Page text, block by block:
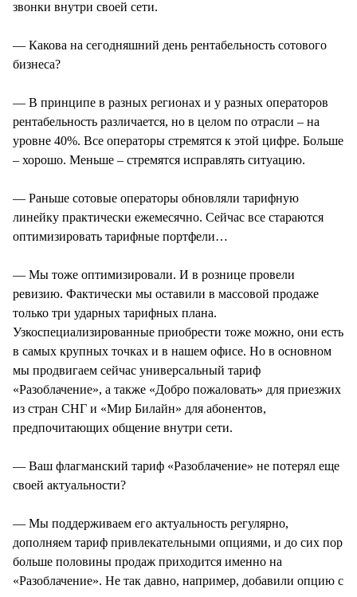
звонки внутри своей сети.
— Какова на сегодняшний день рентабельность сотового
бизнеса?
— В принципе в разных регионах и у разных операторов
рентабельность различается, но в целом по отрасли – на
уровне 40%. Все операторы стремятся к этой цифре. Больше
– хорошо. Меньше – стремятся исправлять ситуацию.
— Раньше сотовые операторы обновляли тарифную
линейку практически ежемесячно. Сейчас все стараются
оптимизировать тарифные портфели…
— Мы тоже оптимизировали. И в рознице провели
ревизию. Фактически мы оставили в массовой продаже
только три ударных тарифных плана.
Узкоспециализированные приобрести тоже можно, они есть
в самых крупных точках и в нашем офисе. Но в основном
мы продвигаем сейчас универсальный тариф
«Разоблачение», а также «Добро пожаловать» для приезжих
из стран СНГ и «Мир Билайн» для абонентов,
предпочитающих общение внутри сети.
— Ваш флагманский тариф «Разоблачение» не потерял еще
своей актуальности?
— Мы поддерживаем его актуальность регулярно,
дополняем тариф привлекательными опциями, и до сих пор
больше половины продаж приходится именно на
«Разоблачение». Не так давно, например, добавили опцию с